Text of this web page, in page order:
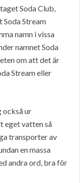
Soda Club,
Soda Stream
namn i vissa
namnet Soda
om att det är
Stream eller
också ur
eget vatten så
transporter av
en massa
andra ord, bra för